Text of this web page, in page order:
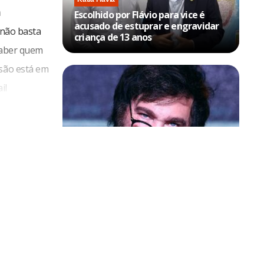
basta
quem
está em
de
próprio
vítima de
Escolhido por Flávio para vice é
acusado de estuprar e engravidar
criança de 13 anos